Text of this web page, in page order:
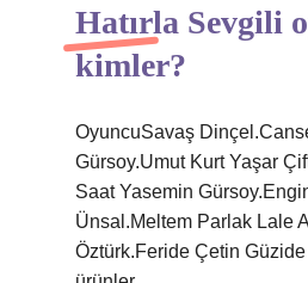
Hatırla Sevgili
kimler?
OyuncuSavaş
Gürsoy.Umut Kurt Yaşar
Saat Yasemin
Ünsal.Meltem Parlak Lale
Öztürk.Feride Çetin